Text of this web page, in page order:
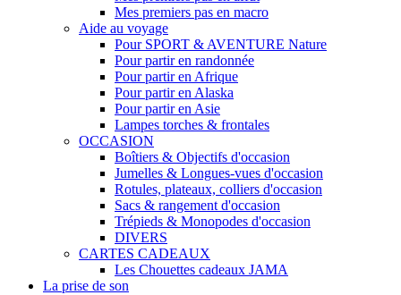
Mes premiers pas en macro
Aide au voyage
Pour SPORT & AVENTURE Nature
Pour partir en randonnée
Pour partir en Afrique
Pour partir en Alaska
Pour partir en Asie
Lampes torches & frontales
OCCASION
Boîtiers & Objectifs d'occasion
Jumelles & Longues-vues d'occasion
Rotules, plateaux, colliers d'occasion
Sacs & rangement d'occasion
Trépieds & Monopodes d'occasion
DIVERS
CARTES CADEAUX
Les Chouettes cadeaux JAMA
La prise de son